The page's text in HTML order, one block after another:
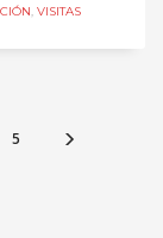
, VISITAS
5